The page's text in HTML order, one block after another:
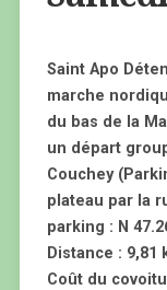
Saint Apo
marche
du bas de la
un départ
Couchey
plateau par la
parking : N
Distance : 9,81
Coût du